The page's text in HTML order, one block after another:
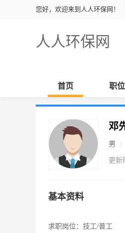
您好，欢迎来到人人环保网！
人人环保网
首页 职
邓
男
更新
基本资料
求职岗位： 技工/普工